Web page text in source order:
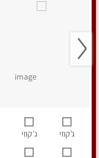
ג’קוזי ג’קוזי